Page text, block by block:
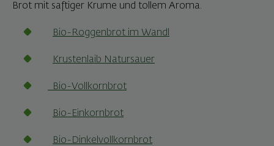
Brot mit saftiger Krume und tollem Aroma.
Bio-Roggenbrot im Wandl
Krustenlaib Natursauer
Bio-Vollkornbrot
Bio-Einkornbrot
Bio-Dinkelvollkornbrot